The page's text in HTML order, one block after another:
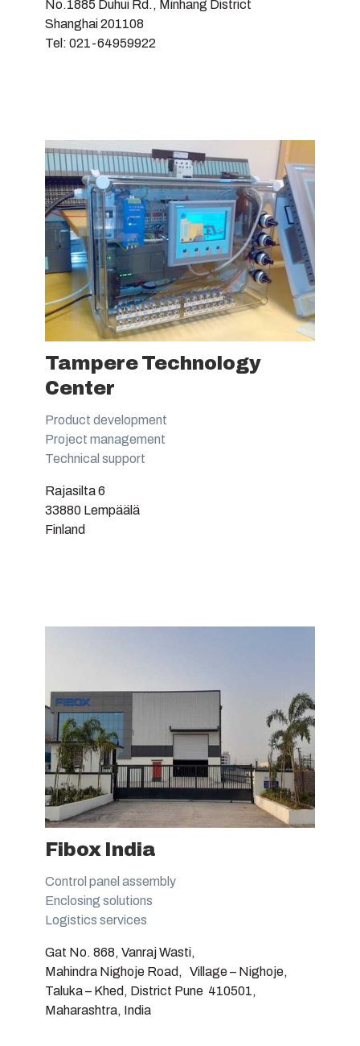
No.1885 Duhui Rd., Minhang District
Shanghai 201108
Tel: 021-64959922
Tampere Technology
Center
Product development
Project management
Technical support
Rajasilta 6
33880 Lempäälä
Finland
Fibox India
Control panel assembly
Enclosing solutions
Logistics services
Gat No. 868, Vanraj Wasti,
Mahindra Nighoje Road, Village – Nighoje,
Taluka – Khed, District Pune 410501,
Maharashtra, India